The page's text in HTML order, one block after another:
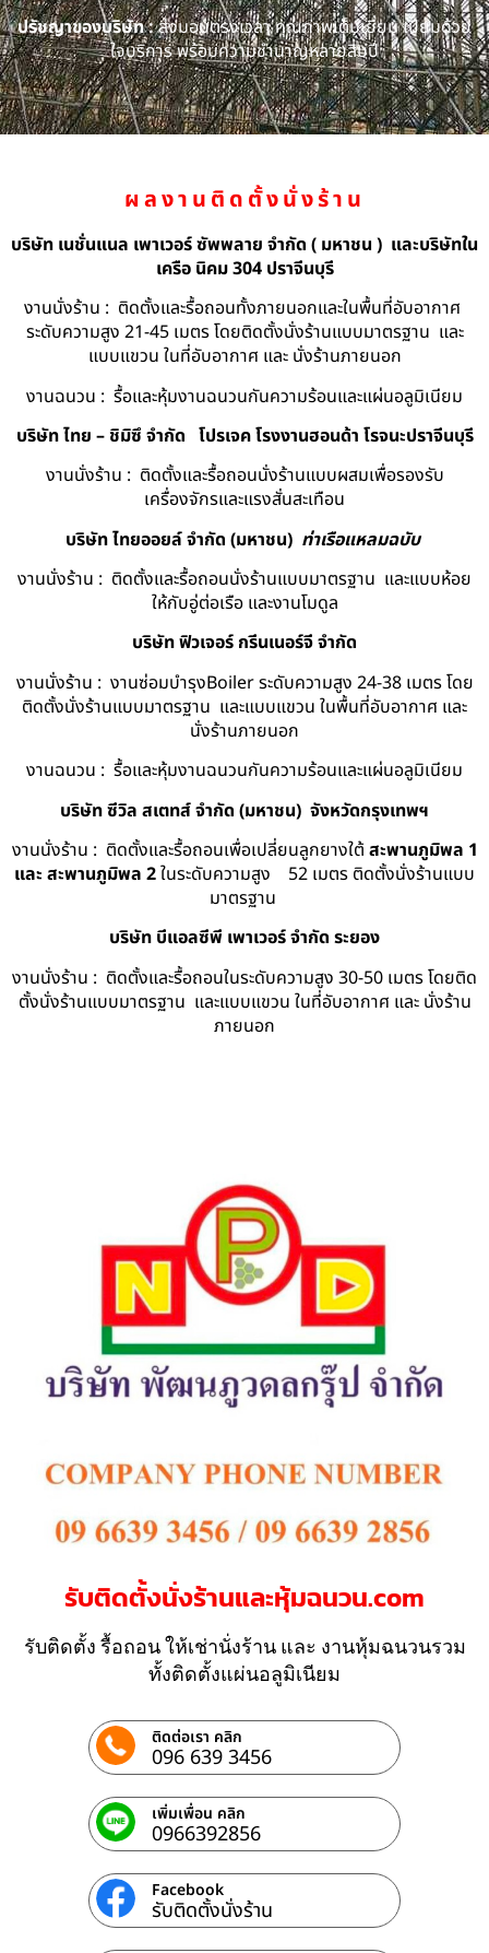
ปรัชญาของบริษัท :ส่งมอบตรงเวลา คุณภาพเต็มเยี่ยม เปี่ยมด้วย
ใจบริการ พร้อมความชำนาญหลายสิบปี
ผลงานติดตั้งนั่งร้าน
บริษัท เนชั่นแนล เพาเวอร์ ซัพพลาย จำกัด ( มหาชน ) และบริษัทใน
เครือ นิคม 304 ปราจีนบุรี
งานนั่งร้าน : ติดตั้งและรื้อถอนทั้งภายนอกและในพื้นที่อับอากาศ
ระดับความสูง 21-45 เมตร โดยติดตั้งนั่งร้านแบบมาตรฐาน และ
แบบแขวน ในที่อับอากาศ และ นั่งร้านภายนอก
งานฉนวน : รื้อและหุ้มงานฉนวนกันความร้อนและแผ่นอลูมิเนียม
บริษัท ไทย – ชิมิซึ จำกัด โปรเจค โรงงานฮอนด้า โรจนะปราจีนบุรี
งานนั่งร้าน : ติดตั้งและรื้อถอนนั่งร้านแบบผสมเพื่อรองรับ
เครื่องจักรและแรงสั่นสะเทือน
บริษัท ไทยออยล์ จํากัด (มหาชน) ท่าเรือแหลมฉบับ
งานนั่งร้าน : ติดตั้งและรื้อถอนนั่งร้านแบบมาตรฐาน และแบบห้อย
ให้กับอู่ต่อเรือ และงานโมดูล
บริษัท ฟิวเจอร์ กรีนเนอร์จี จำกัด
งานนั่งร้าน : งานซ่อมบำรุงBoiler ระดับความสูง 24-38 เมตร โดย
ติดตั้งนั่งร้านแบบมาตรฐาน และแบบแขวน ในพื้นที่อับอากาศ และ
นั่งร้านภายนอก
งานฉนวน : รื้อและหุ้มงานฉนวนกันความร้อนและแผ่นอลูมิเนียม
บริษัท ซีวิล สเตทส์ จำกัด (มหาชน) จังหวัดกรุงเทพฯ
งานนั่งร้าน : ติดตั้งและรื้อถอนเพื่อเปลี่ยนลูกยางใต้ สะพานภูมิพล 1
และ สะพานภูมิพล 2ในระดับความสูง 52 เมตร ติดตั้งนั่งร้านแบบ
มาตรฐาน
บริษัท บีแอลซีพี เพาเวอร์ จำกัด ระยอง
งานนั่งร้าน : ติดตั้งและรื้อถอนในระดับความสูง 30-50 เมตร โดยติด
ตั้งนั่งร้านแบบมาตรฐาน และแบบแขวน ในที่อับอากาศ และ นั่งร้าน
ภายนอก
รับติดตั้งนั่งร้านและหุ้มฉนวน.com
รับติดตั้ง รื้อถอน ให้เช่านั่งร้าน และ งานหุ้มฉนวนรวม
ทั้งติดตั้งแผ่นอลูมิเนียม
ติดต่อเรา คลิก
096 639 3456
เพิ่มเพื่อน คลิก
0966392856
Facebook
รับติดตั้งนั่งร้าน